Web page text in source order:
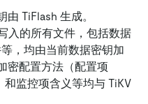
TiFlash 生成。
入的所有文件，包括数据
，均由当前数据密钥加
密配置方法（配置项
和监控项含义等均与 TiKV